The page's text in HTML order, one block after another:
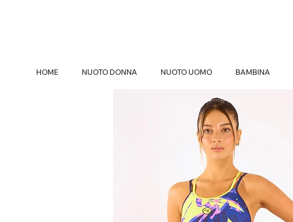
HOME NUOTO DONNA NUOTO UOMO BAMBINA